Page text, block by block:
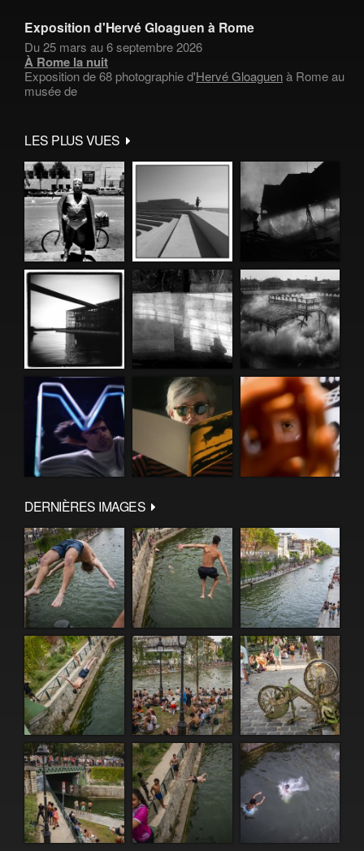
Exposition d'Hervé Gloaguen à Rome
Du 25 mars au 6 septembre 2026
À Rome la nuit
Exposition de 68 photographie d'Hervé Gloaguenà Rome au
musée de
LES PLUS VUES
DERNIÈRES IMAGES